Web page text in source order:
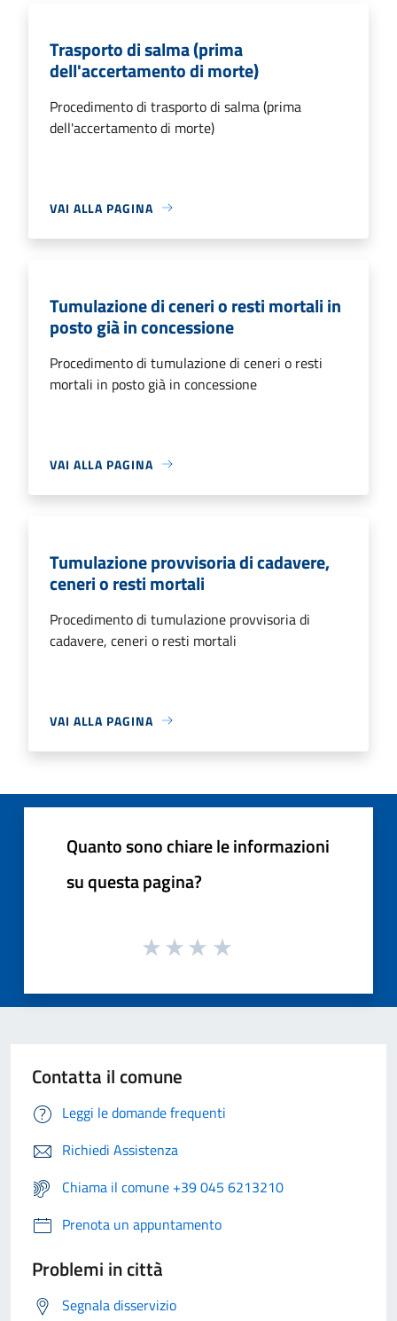
Trasporto di salma (prima
dell'accertamento di morte)
Procedimento di trasporto di salma (prima
dell'accertamento di morte)
VAI ALLA PAGINA
Tumulazione di ceneri o resti mortali in
posto già in concessione
Procedimento di tumulazione di ceneri o resti
mortali in posto già in concessione
VAI ALLA PAGINA
Tumulazione provvisoria di cadavere,
ceneri o resti mortali
Procedimento di tumulazione provvisoria di
cadavere, ceneri o resti mortali
VAI ALLA PAGINA
Quanto sono chiare le informazioni
su questa pagina?
Contatta il comune
Leggi le domande frequenti
Richiedi Assistenza
Chiama il comune +39 045 6213210
Prenota un appuntamento
Problemi in città
Segnala disservizio